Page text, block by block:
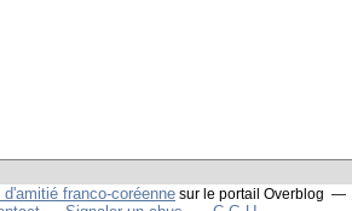
franco-coréenne sur le portail Overblog